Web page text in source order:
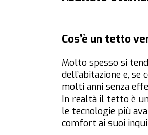
Cos’è un tetto
Molto spesso si
dell’abitazione e,
molti anni senza
In realtà il tetto è
le tecnologie più
comfort ai suoi